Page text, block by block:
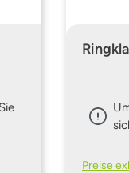
Preise